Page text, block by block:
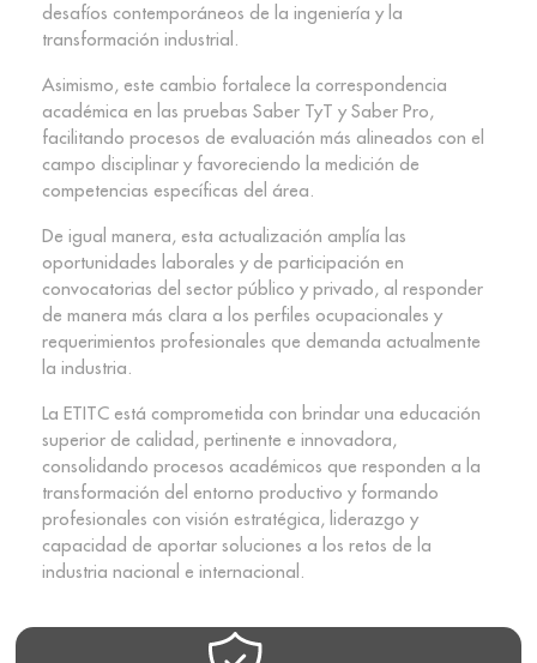
desafíos contemporáneos de la ingeniería y la
transformación industrial.
Asimismo, este cambio fortalece la correspondencia
académica en las pruebas Saber TyT y Saber Pro,
facilitando procesos de evaluación más alineados con el
campo disciplinar y favoreciendo la medición de
competencias específicas del área.
De igual manera, esta actualización amplía las
oportunidades laborales y de participación en
convocatorias del sector público y privado, al responder
de manera más clara a los perfiles ocupacionales y
requerimientos profesionales que demanda actualmente
la industria.
La ETITC está comprometida con brindar una educación
superior de calidad, pertinente e innovadora,
consolidando procesos académicos que responden a la
transformación del entorno productivo y formando
profesionales con visión estratégica, liderazgo y
capacidad de aportar soluciones a los retos de la
industria nacional e internacional.